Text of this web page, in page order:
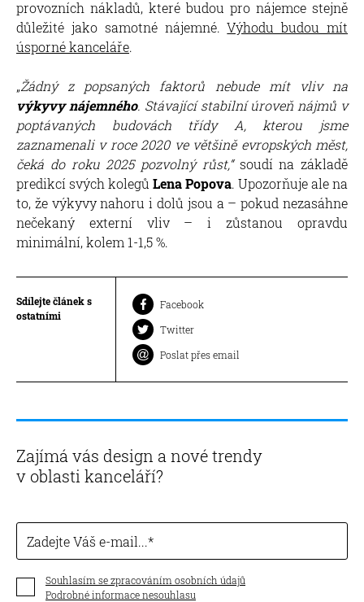
provozních nákladů, které budou pro nájemce stejně
důležité jako samotné nájemné.Výhodu budou mít
úsporné kanceláře.
„Žádný z popsaných faktorů nebude mít vliv na
výkyvy nájemného. Stávající stabilní úroveň nájmů v
poptávaných budovách třídy A, kterou jsme
zaznamenali v roce 2020 ve většině evropských měst,
čeká do roku 2025 pozvolný růst,“ soudí na základě
predikcí svých kolegů Lena Popova. Upozorňuje ale na
to, že výkyvy nahoru i dolů jsou a – pokud nezasáhne
nečekaný externí vliv – i zůstanou opravdu
minimální, kolem 1-1,5 %.
Sdílejte článek s
ostatními
Facebook
Twitter
Poslat přes email
Zajímá vás design a nové trendy
v oblasti kanceláří?
Zadejte Váš e-mail...
Souhlasím se zpracováním osobních údajů
Podrobné informace nesouhlasu